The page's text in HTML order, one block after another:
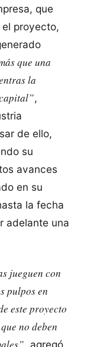
que
proyecto,
que una
la
,
de ello,
su
avances
en su
la fecha
adelante una
jueguen con
pulpos en
este proyecto
no deben